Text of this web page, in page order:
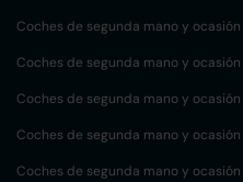
Coches de segunda mano y ocasión
Coches de segunda mano y ocasión
Coches de segunda mano y ocasión
Coches de segunda mano y ocasión
Coches de segunda mano y ocasión